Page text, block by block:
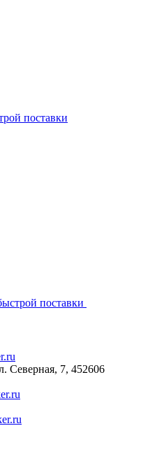
поставки
поставки
Северная, 7, 452606